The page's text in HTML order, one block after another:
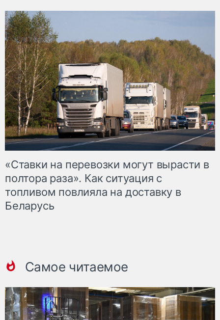
«Ставки на перевозки могут вырасти в
полтора раза». Как ситуация с
топливом повлияла на доставку в
Беларусь
Самое читаемое